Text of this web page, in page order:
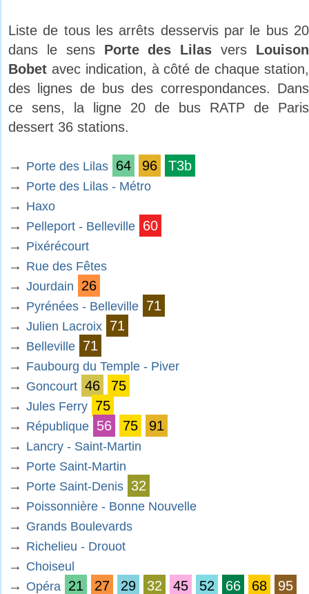
Liste de tous les arrêts desservis par le bus 20
dans le sens Porte des Lilas vers Louison
Bobet avec indication, à côté de chaque station,
des lignes de bus des correspondances. Dans
ce sens, la ligne 20 de bus RATP de Paris
dessert 36 stations.
→ Porte des Lilas 64 96
T3b
→ Porte des Lilas - Métro
→ Haxo
→ Pelleport - Belleville 60
→ Pixérécourt
→ Rue des Fêtes
→ Jourdain
26
→ Pyrénées - Belleville 71
→ Julien Lacroix 71
→ Belleville 71
→ Faubourg du Temple - Piver
→ Goncourt 46
75
→ Jules Ferry 75
→ République 56 75
91
→ Lancry - Saint-Martin
→ Porte Saint-Martin
→ Porte Saint-Denis 32
→ Poissonnière - Bonne Nouvelle
→ Grands Boulevards
→ Richelieu - Drouot
→ Choiseul
→ Opéra 21 27 29 32 45 52 66 68
95